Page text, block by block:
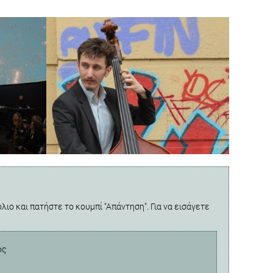
και πατήστε το κουμπί "Απάντηση". Για να εισάγετε